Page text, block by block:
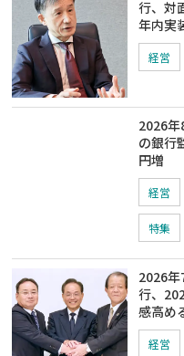
行、対
年内実
経営
2026
の銀行
円増
経営
特集
2026
行、
感高め
経営